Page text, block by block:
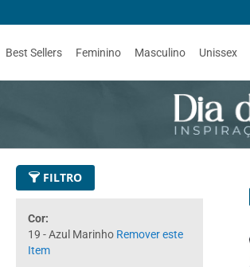
Best Sellers Feminino Masculino Unissex
FILTRO
Cor
19 - Azul Marinho Remover este
Item